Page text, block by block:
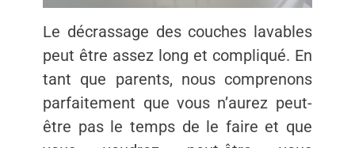
Le décrassage des couches lavables
peut être assez long et compliqué. En
tant que parents, nous comprenons
parfaitement que vous n’aurez peut-
être pas le temps de le faire et que